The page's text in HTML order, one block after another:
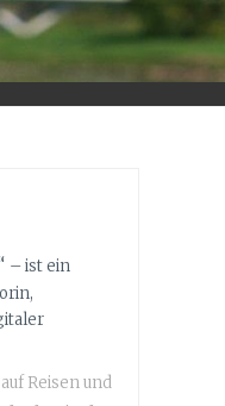
– ist ein
Reisen und